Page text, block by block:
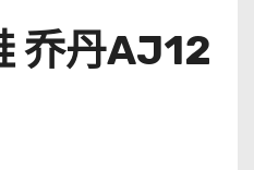
乔丹AJ12